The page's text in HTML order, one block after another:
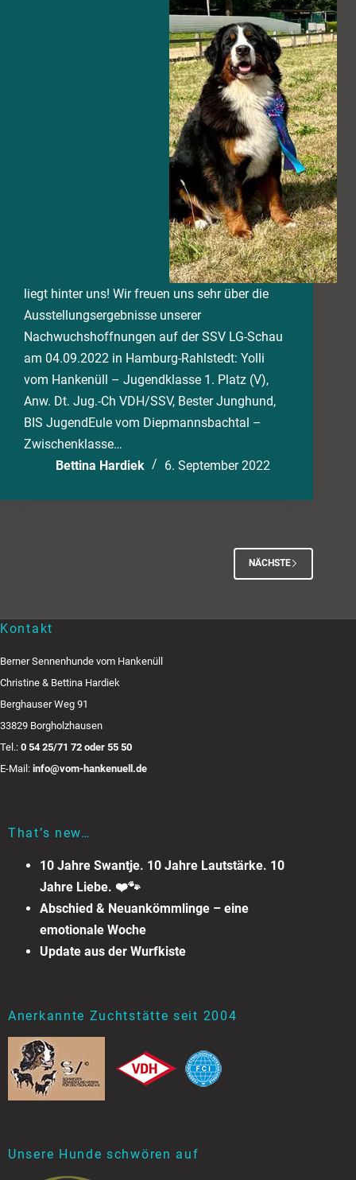
liegt hinter uns! Wir freuen uns sehr über die
Ausstellungsergebnisse unserer
Nachwuchshoffnungen auf der SSV LG-Schau
am 04.09.2022 in Hamburg-Rahlstedt: Yolli
vom Hankenüll – Jugendklasse 1. Platz (V),
Anw. Dt. Jug.-Ch VDH/SSV, Bester Junghund,
BIS JugendEule vom Diepmannsbachtal –
Zwischenklasse…
Bettina Hardiek
6. September 2022
NÄCHSTE
Kontakt
Berner Sennenhunde vom Hankenüll
Christine & Bettina Hardiek
Berghauser Weg 91
33829 Borgholzhausen
Tel.: 0 54 25/71 72 oder 55 50
E-Mail: info@vom-hankenuell.de
That’s new…
10 Jahre Swantje. 10 Jahre Lautstärke. 10
Jahre Liebe. ❤️🐾
Abschied & Neuankömmlinge – eine
emotionale Woche
Update aus der Wurfkiste
Anerkannte Zuchtstätte seit 2004
Unsere Hunde schwören auf